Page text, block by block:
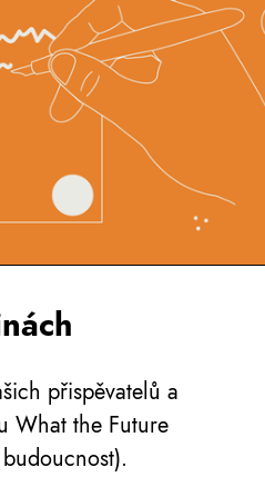
přispěvatelů a
What the Future